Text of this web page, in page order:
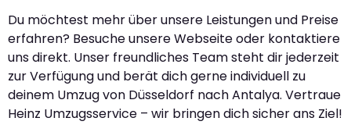
Du möchtest mehr über unsere Leistungen und Preise
erfahren? Besuche unsere Webseite oder kontaktiere
uns direkt. Unser freundliches Team steht dir jederzeit
zur Verfügung und berät dich gerne individuell zu
deinem Umzug von Düsseldorf nach Antalya. Vertraue
Heinz Umzugsservice – wir bringen dich sicher ans Ziel!